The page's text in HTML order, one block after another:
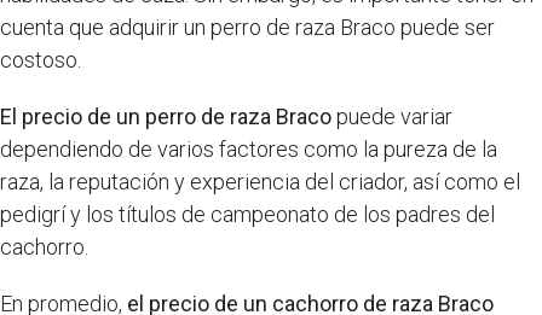
cuenta que adquirir un perro de raza Braco puede ser
costoso.
El precio de un perro de raza Bracopuede variar
dependiendo de varios factores como la pureza de la
raza, la reputación y experiencia del criador, así como el
pedigrí y los títulos de campeonato de los padres del
cachorro.
En promedio, el precio de un cachorro de raza Braco